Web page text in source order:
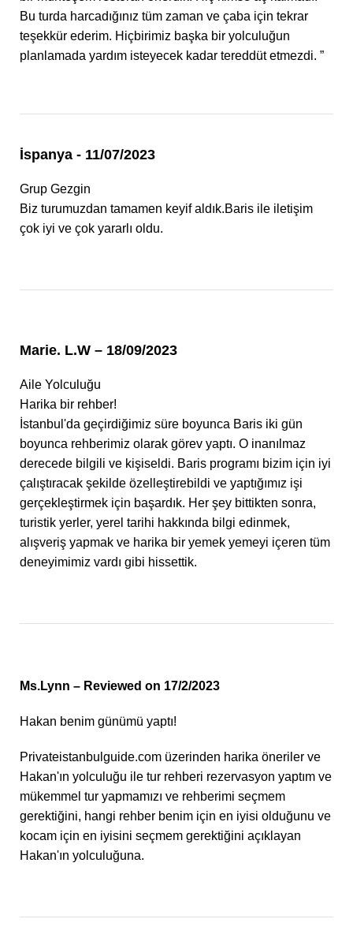
Bu turda harcadığınız tüm zaman ve çaba için tekrar
teşekkür ederim. Hiçbirimiz başka bir yolculuğun
planlamada yardım isteyecek kadar tereddüt etmezdi. ”
İspanya - 11/07/2023
Grup Gezgin
Biz turumuzdan tamamen keyif aldık.Baris ile iletişim
çok iyi ve çok yararlı oldu.
Marie. L.W – 18/09/2023
Aile Yolculuğu
Harika bir rehber!
İstanbul'da geçirdiğimiz süre boyunca Baris iki gün
boyunca rehberimiz olarak görev yaptı. O inanılmaz
derecede bilgili ve kişiseldi. Baris programı bizim için iyi
çalıştıracak şekilde özelleştirebildi ve yaptığımız işi
gerçekleştirmek için başardık. Her şey bittikten sonra,
turistik yerler, yerel tarihi hakkında bilgi edinmek,
alışveriş yapmak ve harika bir yemek yemeyi içeren tüm
deneyimimiz vardı gibi hissettik.
Ms.Lynn – Reviewed on 17/2/2023
Hakan benim günümü yaptı!
Privateistanbulguide.com üzerinden harika öneriler ve
Hakan'ın yolculuğu ile tur rehberi rezervasyon yaptım ve
mükemmel tur yapmamızı ve rehberimi seçmem
gerektiğini, hangi rehber benim için en iyisi olduğunu ve
kocam için en iyisini seçmem gerektiğini açıklayan
Hakan'ın yolculuğuna.